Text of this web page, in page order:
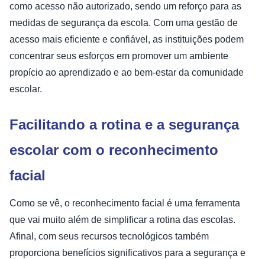
como acesso não autorizado, sendo um reforço para as
medidas de segurança da escola. Com uma gestão de
acesso mais eficiente e confiável, as instituições podem
concentrar seus esforços em promover um ambiente
propício ao aprendizado e ao bem-estar da comunidade
escolar.
Facilitando a rotina e a segurança
escolar com o reconhecimento
facial
Como se vê, o reconhecimento facial é uma ferramenta
que vai muito além de simplificar a rotina das escolas.
Afinal, com seus recursos tecnológicos também
proporciona benefícios significativos para a segurança e